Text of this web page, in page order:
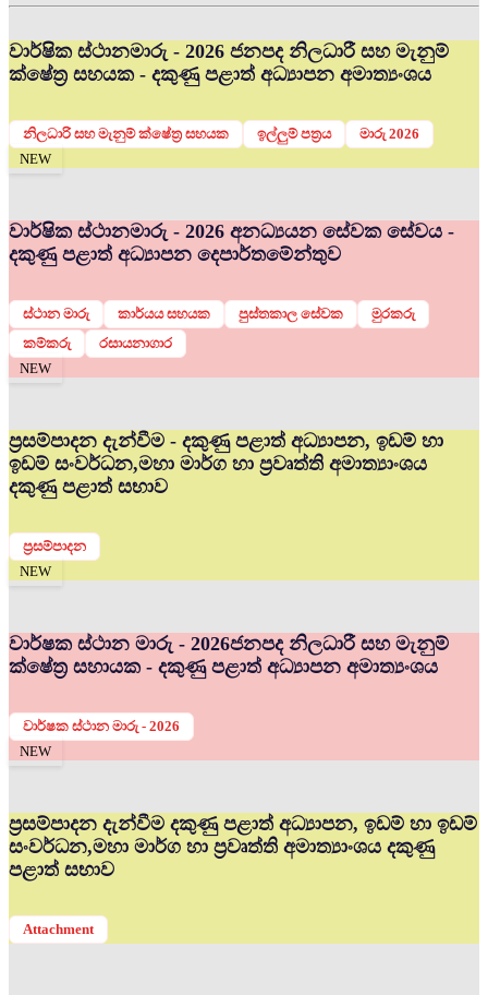
වාර්ෂික ස්ථානමාරු - 2026 ජනපද නිලධාරී සහ මැනුම්
ක්ෂේත්‍ර සහයක - දකුණු පළාත් අධ්‍යාපන අමාත්‍යංශය
නිලධාරි සහ මැනුම් ක්ෂේත්‍ර සහයක ඉල්ලුම් පත්‍රය
මාරු 2026
NEW
වාර්ෂික ස්ථානමාරු - 2026 අනධ්‍යයන සේවක සේවය -
දකුණු පළාත් අධ්‍යාපන දෙපාර්තමේන්තුව
ස්ථාන මාරු කාර්යය සහයක පුස්තකාල සේවක
මුරකරු
කම්කරු
රසායනාගාර
NEW
ප්‍රසම්පාදන දැන්වීම - දකුණු පළාත් අධ්‍යාපන, ඉඩම් හා
ඉඩම් සංවර්ධන,මහා මාර්ග හා ප්‍රවෘත්ති අමාත්‍යාංශය
දකුණු පළාත් සභාව
ප්‍රසම්පාදන
NEW
වාර්ෂක ස්ථාන මාරු - 2026ජනපද නිලධාරී සහ මැනුම්
ක්ෂේත්‍ර සහායක - දකුණු පළාත් අධ්‍යාපන අමාත්‍යංශය
වාර්ෂක ස්ථාන මාරු - 2026
NEW
ප්‍රසම්පාදන දැන්වීම දකුණු පළාත් අධ්‍යාපන, ඉඩම් හා ඉඩම්
සංවර්ධන,මහා මාර්ග හා ප්‍රවෘත්ති අමාත්‍යාංශය දකුණු
පළාත් සභාව
Attachment